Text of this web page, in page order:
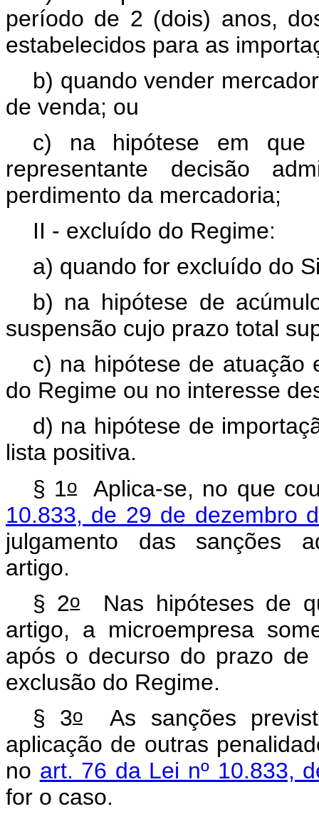
período de 2 (dois) anos,
estabelecidos para as
b) quando vender
de venda; ou
c) na hipótese em
representante decisão
perdimento da mercadoria;
II - excluído do Regime:
a) quando for excluído do
b) na hipótese de
suspensão cujo prazo total
c) na hipótese de atuação
do Regime ou no interesse
d) na hipótese de
lista positiva.
§ 1oAplica-se, no que
10.833, de 29 de dezembro
julgamento das sanções
artigo.
§ 2oNas hipóteses de
artigo, a microempresa
após o decurso do prazo
exclusão do Regime.
§ 3o
As sanções
aplicação de outras
no art. 76 da Lei nº 10.833,
for o caso.